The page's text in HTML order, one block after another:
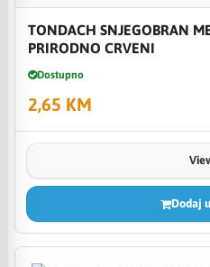
TONDACH SNJEGOBRAN
PRIRODNO CRVENI
Dostupno
2,65 KM
Dodaj